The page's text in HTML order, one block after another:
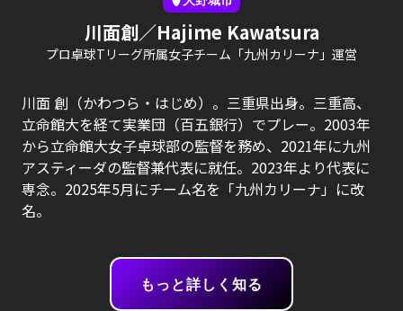
川面創／Hajime Kawatsura
プロ卓球Tリーグ所属女子チーム「九州カリーナ」運営
川面 創（かわつら・はじめ）。三重県出身。三重高、
立命館大を経て実業団（百五銀行）でプレー。2003年
から立命館大女子卓球部の監督を務め、2021年に九州
アスティーダの監督兼代表に就任。2023年より代表に
専念。2025年5月にチーム名を「九州カリーナ」に改
名。
もっと詳しく知る